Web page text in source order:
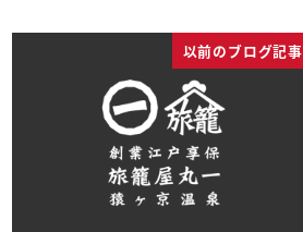
以前のブログ記事